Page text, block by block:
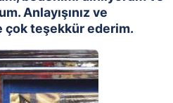
Anlayışınız ve
çok teşekkür ederim.